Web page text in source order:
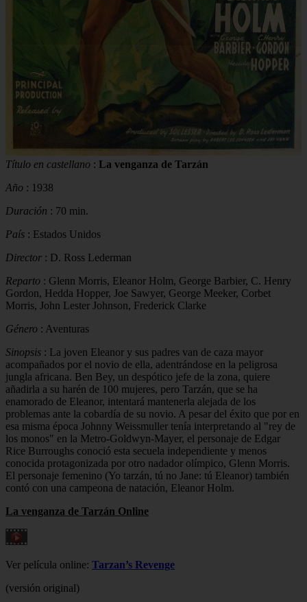
Título en castellano : La venganza de Tarzán
Año : 1938
Duración : 70 min.
País : Estados Unidos
Director : D. Ross Lederman
Reparto : Glenn Morris, Eleanor Holm, George Barbier, C. Henry
Gordon, Hedda Hopper, Joe Sawyer, George Meeker, Corbet
Morris, John Lester Johnson, Frederick Clarke
Género : Aventuras
Sinopsis : La joven Eleanor y sus padres van de caza mayor
acompañados por el novio de ella, adentrándose en la peligrosa
jungla africana. Ben Bey, un despótico jefe de la zona, quiere
añadirla a su harén de 100 mujeres, pero Tarzán, que se ha
enamorado de Eleanor, intentará mantenerla alejada de los
problemas ante la cobardía de su novio. A pesar del éxito que por en
esa misma época Johnny Weissmuller tenía interpretando al "rey de
los monos" en la Metro-Goldwyn-Mayer, el personaje de Edgar
Rice Burroughs conoció esta secuela independiente y menos
conocida protagonizada por otro nadador olímpico, Glenn Morris.
El personaje femenino (Yo tarzán, tú no Jane: tú Eleanor) también
contó con una campeona de natación, Eleanor Holm.
La venganza de Tarzán Online
Ver película online: Tarzan’s Revenge
(versión original)